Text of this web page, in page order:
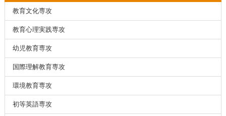
教育文化専攻
教育心理実践専攻
幼児教育専攻
国際理解教育専攻
環境教育専攻
初等英語専攻